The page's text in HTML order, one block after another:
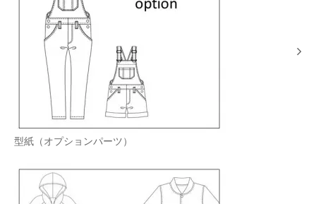
型紙（オプションパーツ）